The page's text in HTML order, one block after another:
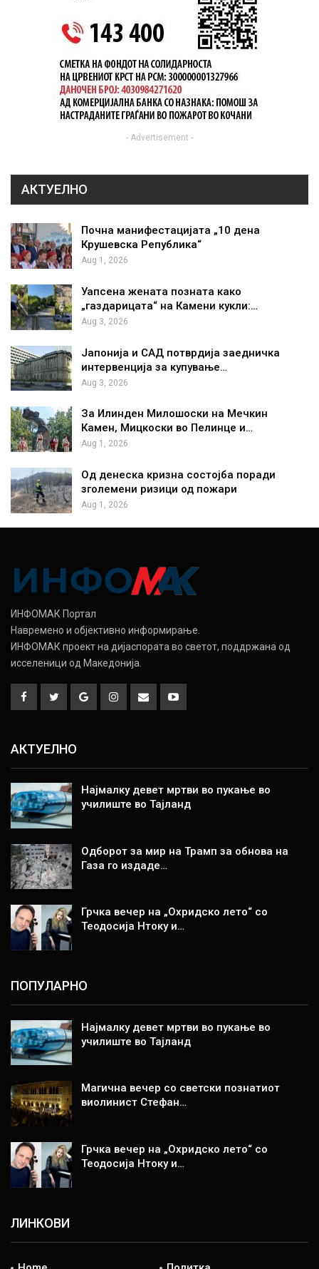
- Advertisement -
АКТУЕЛНО
Почна манифестацијата „10 дена
Крушевска Република“
Aug 1, 2026
Уапсена жената позната како
„газдарицата“ на Камени кукли:…
Aug 3, 2026
Јапонија и САД потврдија заедничка
интервенција за купување…
Aug 3, 2026
За Илинден Милошоски на Мечкин
Камен, Мицкоски во Пелинце и…
Aug 1, 2026
Од денеска кризна состојба поради
зголемени ризици од пожари
Aug 1, 2026
ИНФОМАК Портал
Навремено и објективно информирање.
ИНФОМАК проект на дијаспората во светот, поддржана од
исселеници од Македонија.
АКТУЕЛНО
Најмалку девет мртви во пукање во
училиште во Тајланд
Одборот за мир на Трамп за обнова на
Газа го издаде…
Грчка вечер на „Охридско лето“ со
Теодосија Нтоку и…
ПОПУЛАРНО
Најмалку девет мртви во пукање во
училиште во Тајланд
Магична вечер со светски познатиот
виолинист Стефан…
Грчка вечер на „Охридско лето“ со
Теодосија Нтоку и…
ЛИНКОВИ